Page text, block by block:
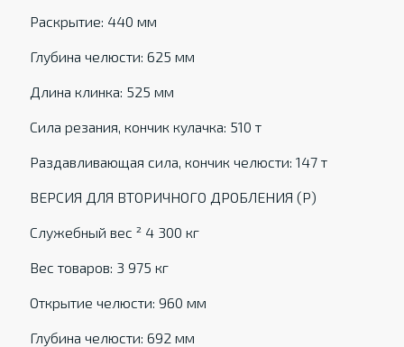
Раскрытие: 440 мм
Глубина челюсти: 625 мм
Длина клинка: 525 мм
Сила резания, кончик кулачка: 510 т
Раздавливающая сила, кончик челюсти: 147 т
ВЕРСИЯ ДЛЯ ВТОРИЧНОГО ДРОБЛЕНИЯ (P)
Служебный вес ² 4 300 кг
Вес товаров: 3 975 кг
Открытие челюсти: 960 мм
Глубина челюсти: 692 мм